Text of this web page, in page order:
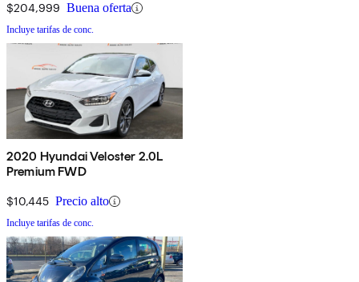
$204,999 Buena oferta
Incluye tarifas de conc.
2020 Hyundai Veloster 2.0L
Premium FWD
$10,445 Precio alto
Incluye tarifas de conc.